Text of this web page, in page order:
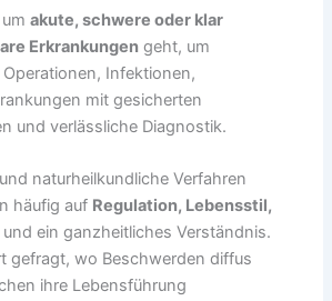
umakute, schwere oder klar
Erkrankungen geht, um
Infektionen,
mit gesicherten
und verlässliche Diagnostik.
naturheilkundliche Verfahren
häufig auf Regulation, Lebensstil,
und ein ganzheitliches Verständnis.
gefragt, wo Beschwerden diffus
ihre Lebensführung